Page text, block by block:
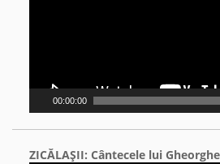
00:00:00
ZICĂLAŞII: Cântecele lui